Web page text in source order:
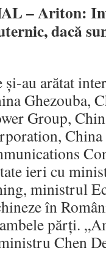
– Ariton:
dacă
au arătat
Ghezouba,
Group,
ieri cu
ministrul
în
părţi.
ministru Chen